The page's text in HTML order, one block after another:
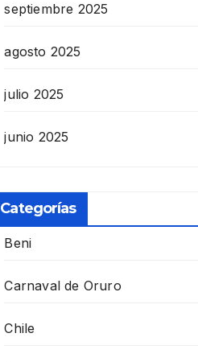
septiembre 2025
agosto 2025
julio 2025
junio 2025
Categorías
Beni
Carnaval de Oruro
Chile